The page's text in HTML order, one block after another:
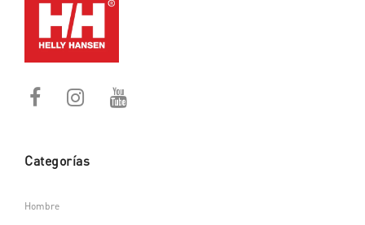
Categorías
Hombre